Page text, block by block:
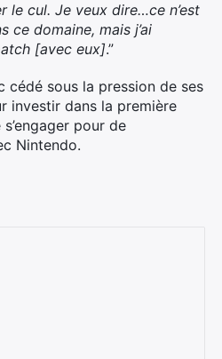
le cul. Je veux dire…ce n’est
ce domaine, mais j’ai
[avec eux].”
cédé sous la pression de ses
investir dans la première
pour de
Nintendo.